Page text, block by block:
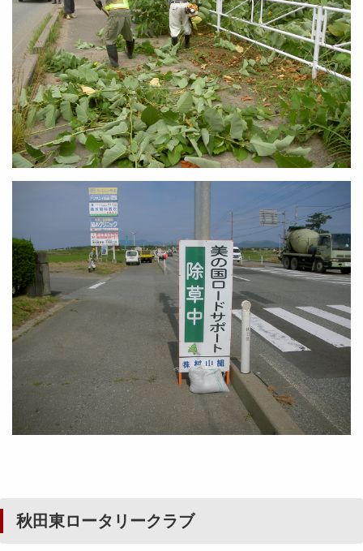
秋田東ロータリークラブ